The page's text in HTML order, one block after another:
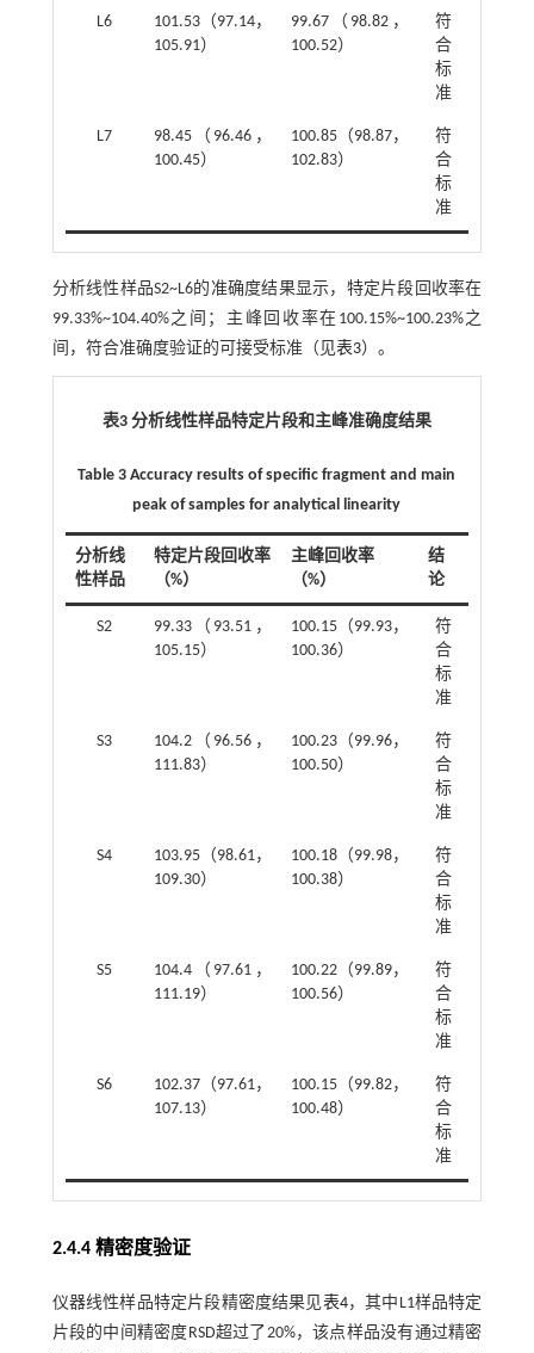
L6
101.53（97.14，
105.91）
99.67（98.82，
100.52）
符
合
标
准
L7
98.45（96.46，
100.45）
100.85（98.87，
102.83）
符
合
标
准
分析线性样品S2~L6的准确度结果显示，特定片段回收率在
99.33%~104.40%之间；主峰回收率在100.15%~100.23%之
间，符合准确度验证的可接受标准（见表3）。
表3 分析线性样品特定片段和主峰准确度结果
Table 3 Accuracy results of specific fragment and main
peak of samples for analytical linearity
分析线
性样品
特定片段回收率
（%）
主峰回收率
（%）
结
论
S2
99.33（93.51，
105.15）
100.15（99.93，
100.36）
符
合
标
准
S3
104.2（96.56，
111.83）
100.23（99.96，
100.50）
符
合
标
准
S4
103.95（98.61，
109.30）
100.18（99.98，
100.38）
符
合
标
准
S5
104.4（97.61，
111.19）
100.22（99.89，
100.56）
符
合
标
准
S6
102.37（97.61，
107.13）
100.15（99.82，
100.48）
符
合
标
准
2.4.4 精密度验证
仪器线性样品特定片段精密度结果见表4，其中L1样品特定
片段的中间精密度RSD超过了20%，该点样品没有通过精密